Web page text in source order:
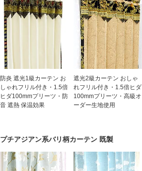
防炎 遮光1級カーテン お
しゃれフリル付き・1.5倍
ヒダ100mmプリーツ・防
音 遮熱 保温効果
遮光2級カーテン おしゃ
れフリル付き・1.5倍ヒダ
100mmプリーツ・高級オ
ーダー生地使用
プチアジアン系バリ柄カーテン 既製